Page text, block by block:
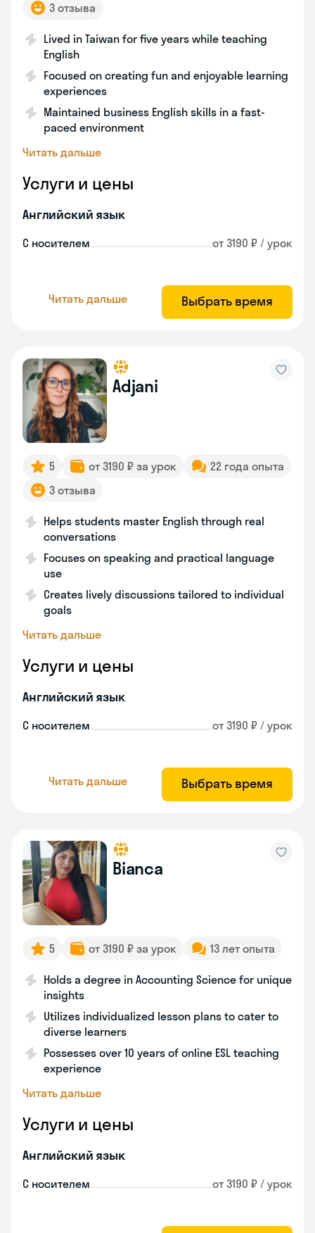
3 отзыва
Lived in Taiwan for five years while teaching
English
Focused on creating fun and enjoyable learning
experiences
Maintained business English skills in a fast-
paced environment
Читать дальше
Услуги и цены
Английский язык
С носителем от 3190 ₽ / урок
Читать дальше Выбрать время
Adjani
5 от 3190 ₽ за урок
22 года опыта
3 отзыва
Helps students master English through real
conversations
Focuses on speaking and practical language
use
Creates lively discussions tailored to individual
goals
Читать дальше
Услуги и цены
Английский язык
С носителем от 3190 ₽ / урок
Читать дальше Выбрать время
Bianca
5 от 3190 ₽ за урок 13 лет опыта
Holds a degree in Accounting Science for unique
insights
Utilizes individualized lesson plans to cater to
diverse learners
Possesses over 10 years of online ESL teaching
experience
Читать дальше
Услуги и цены
Английский язык
С носителем от 3190 ₽ / урок